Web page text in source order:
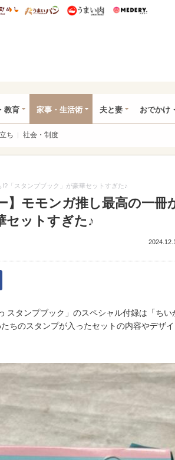
ズニー特集
うまいめし うまいパン うまい肉
教育 家事・生活術 夫と妻 おでかけ
ち 社会・制度
「スタンプブック」が豪華セットすぎた♪
】モモンガ推し最高の一冊
セットすぎた♪
スタンプブック」のスペシャル付録は「ちい
ちのスタンプが入ったセットの内容やデザイ